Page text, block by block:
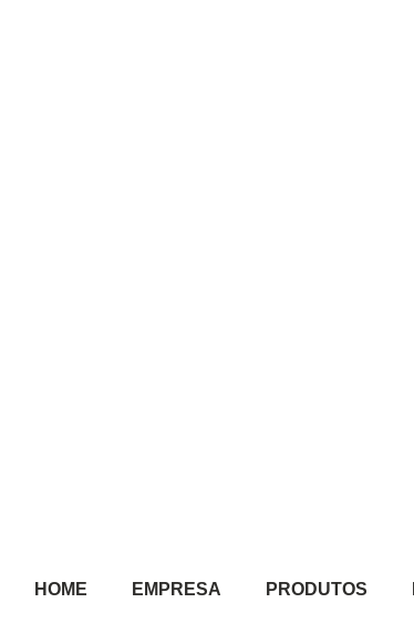
HOME EMPRESA PRODUTOS